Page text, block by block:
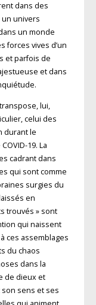
dans des
un univers
un monde
forces vives d’un
et parfois de
et dans
lui,
celui des
durant le
19. La
cadrant dans
qui sont comme
surgies du
en
trouvés » sont
qui naissent
ces assemblages
du chaos
dans la
de dieux et
sens et ses